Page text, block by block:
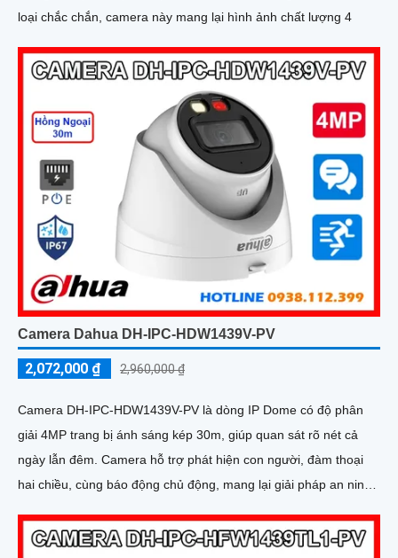
loại chắc chắn, camera này mang lại hình ảnh chất lượng 4
Camera Dahua DH-IPC-HDW1439V-PV
2,072,000 ₫ 2,960,000 ₫
Camera DH-IPC-HDW1439V-PV là dòng IP Dome có độ phân
giải 4MP trang bị ánh sáng kép 30m, giúp quan sát rõ nét cả
ngày lẫn đêm. Camera hỗ trợ phát hiện con người, đàm thoại
hai chiều, cùng báo động chủ động, mang lại giải pháp an ninh